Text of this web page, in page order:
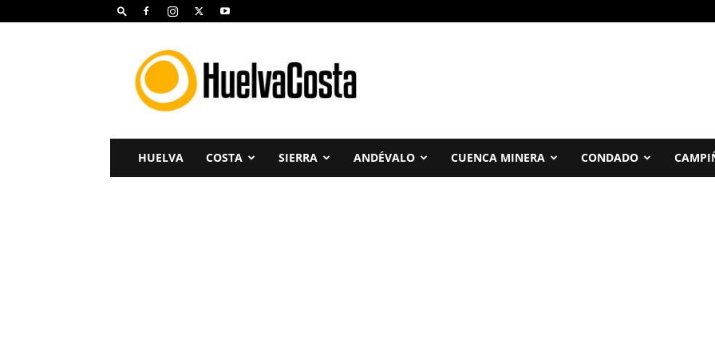
Huelva
Costa
HUELVA COSTA SIERRA ANDÉVALO CUENCA MINERA CONDADO